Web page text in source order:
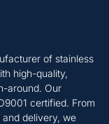
of stainless
high-quality,
around. Our
certified. From
delivery, we